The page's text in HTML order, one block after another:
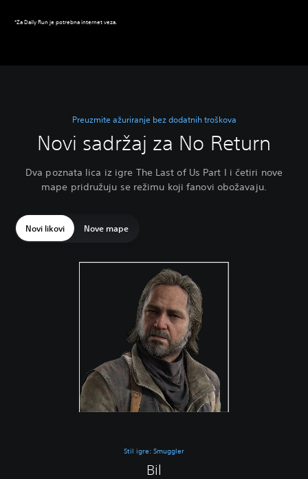
*Za Daily Run je potrebna internet veza.
Preuzmite ažuriranje bez dodatnih troškova
Novi sadržaj za No Return
Dva poznata lica iz igre The Last of Us Part I i četiri nove
mape pridružuju se režimu koji fanovi obožavaju.
Novi likovi Nove mape
Stil igre: Smuggler
Bil